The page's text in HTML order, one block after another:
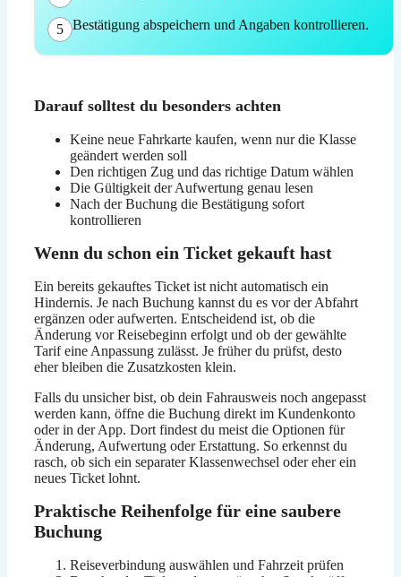
5 Bestätigung abspeichern und Angaben kontrollieren.
Darauf solltest du besonders achten
Keine neue Fahrkarte kaufen, wenn nur die Klasse
geändert werden soll
Den richtigen Zug und das richtige Datum wählen
Die Gültigkeit der Aufwertung genau lesen
Nach der Buchung die Bestätigung sofort
kontrollieren
Wenn du schon ein Ticket gekauft hast
Ein bereits gekauftes Ticket ist nicht automatisch ein
Hindernis. Je nach Buchung kannst du es vor der Abfahrt
ergänzen oder aufwerten. Entscheidend ist, ob die
Änderung vor Reisebeginn erfolgt und ob der gewählte
Tarif eine Anpassung zulässt. Je früher du prüfst, desto
eher bleiben die Zusatzkosten klein.
Falls du unsicher bist, ob dein Fahrausweis noch angepasst
werden kann, öffne die Buchung direkt im Kundenkonto
oder in der App. Dort findest du meist die Optionen für
Änderung, Aufwertung oder Erstattung. So erkennst du
rasch, ob sich ein separater Klassenwechsel oder eher ein
neues Ticket lohnt.
Praktische Reihenfolge für eine saubere
Buchung
Reiseverbindung auswählen und Fahrzeit prüfen